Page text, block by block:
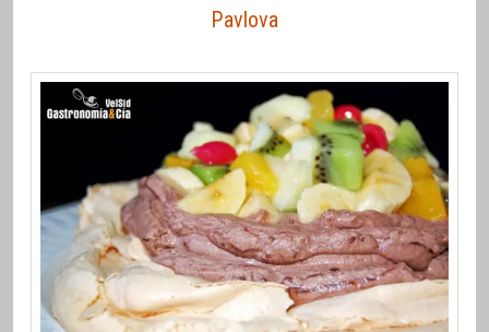
Pavlova